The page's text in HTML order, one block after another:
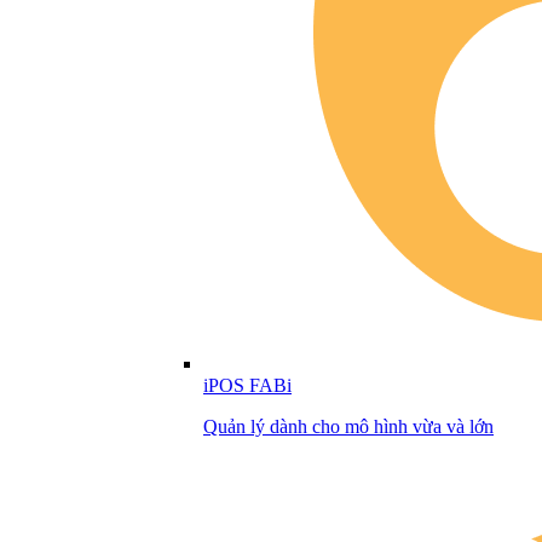
iPOS FABi
Quản lý dành cho mô hình vừa và lớn